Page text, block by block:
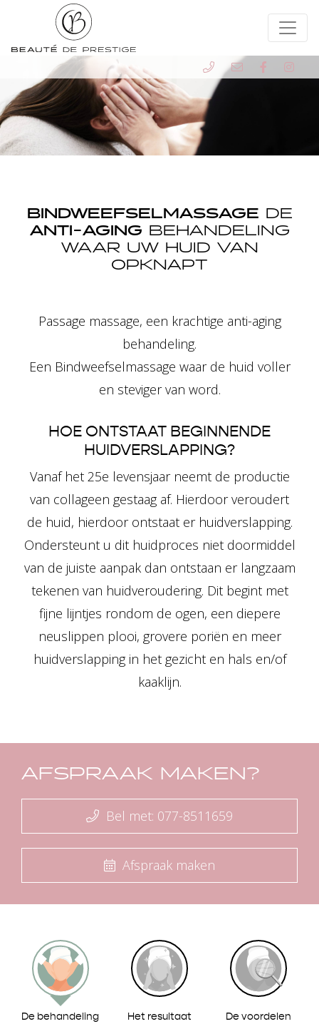
BINDWEEFSELMASSAGE DE
ANTI-AGING BEHANDELING
WAAR UW HUID VAN
OPKNAPT
Passage massage, een krachtige anti-aging
behandeling.
Een Bindweefselmassage waar de huid voller
en steviger van word.
HOE ONTSTAAT BEGINNENDE
HUIDVERSLAPPING?
Vanaf het 25e levensjaar neemt de productie
van collageen gestaag af. Hierdoor veroudert
de huid, hierdoor ontstaat er huidverslapping.
Ondersteunt u dit huidproces niet doormiddel
van de juiste aanpak dan ontstaan er langzaam
tekenen van huidveroudering. Dit begint met
fijne lijntjes rondom de ogen, een diepere
neuslippen plooi, grovere poriën en meer
huidverslapping in het gezicht en hals en/of
kaaklijn.
AFSPRAAK MAKEN?
Bel met: 077-8511659
Afspraak maken
De behandeling Het resultaat De voordelen